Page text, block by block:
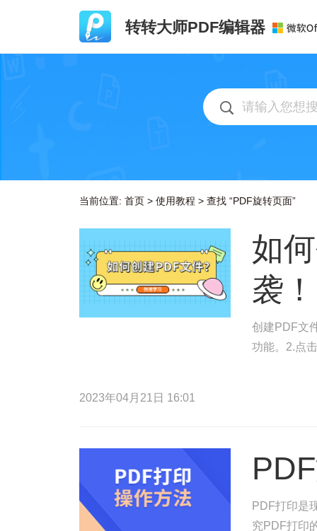
转转大师PDF编辑器
当前位置: 首页 > 使用教程 > 查找 “PDF旋转页面”
如
袭！
创建PDF文
功能。2.点
2023年04月21日 16:01
PDF打印是
究PDF打印